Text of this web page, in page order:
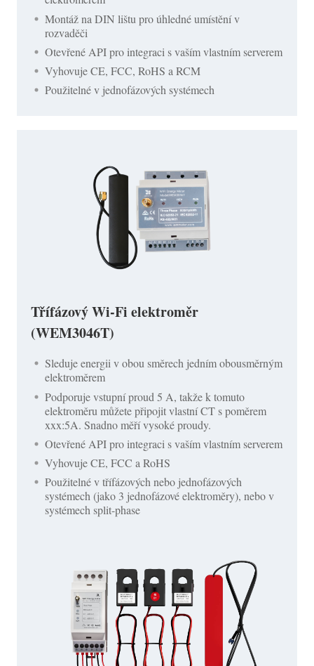
Montáž na DIN lištu pro úhledné umístění v
rozvaděči
Otevřené API pro integraci s vaším vlastním serverem
Vyhovuje CE, FCC, RoHS a RCM
Použitelné v jednofázových systémech
Třífázový Wi-Fi elektroměr
(WEM3046T)
Sleduje energii v obou směrech jedním obousměrným
elektroměrem
Podporuje vstupní proud 5 A, takže k tomuto
elektroměru můžete připojit vlastní CT s poměrem
xxx:5A. Snadno měří vysoké proudy.
Otevřené API pro integraci s vaším vlastním serverem
Vyhovuje CE, FCC a RoHS
Použitelné v třífázových nebo jednofázových
systémech (jako 3 jednofázové elektroměry), nebo v
systémech split-phase